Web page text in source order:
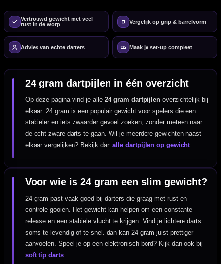
Vertrouwd gewicht met veel
rust in de worp
Vergelijk op grip & barrelvorm
Advies van echte darters Maak je set-up compleet
24 gram dartpijlen in één overzicht
Op deze pagina vind je alle24 gram dartpijlen overzichtelijk bij
elkaar. 24 gram is een populair gewicht voor spelers die een
stabieler en iets zwaarder gevoel zoeken, zonder meteen naar
de echt zware darts te gaan. Wil je meerdere gewichten naast
elkaar vergelijken? Bekijk danalle dartpijlen op gewicht.
Voor wie is 24 gram een slim gewicht?
24 gram past vaak goed bij darters die graag met rust en
controle gooien. Het gewicht kan helpen om een constante
release en een stabiele vlucht te krijgen. Vind je lichtere darts
soms te levendig of te snel, dan kan 24 gram juist prettiger
aanvoelen. Speel je op een elektronisch bord? Kijk dan ook bij
soft tip darts.